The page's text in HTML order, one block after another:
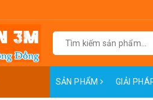
SẢN PHẨM GIẢI